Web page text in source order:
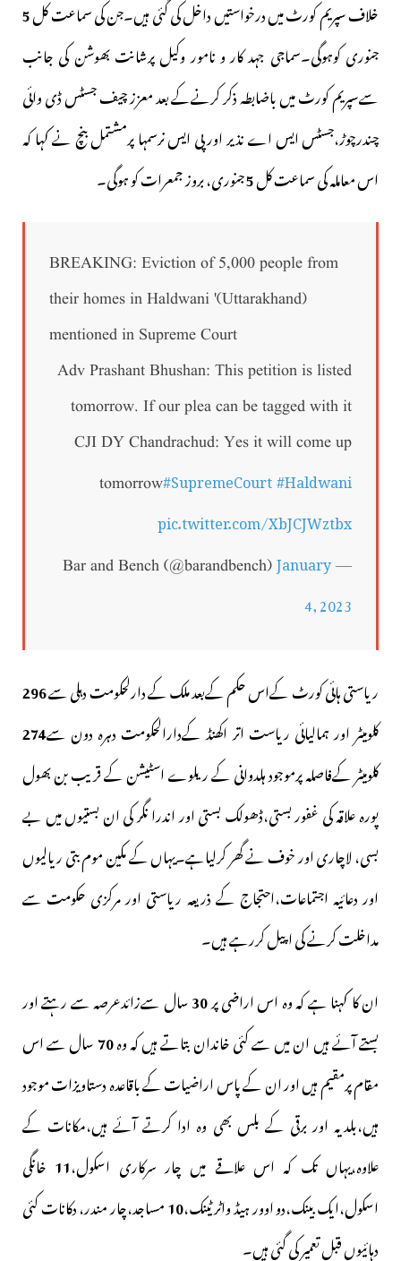
خلاف سپریم کورٹ میں درخواستیں داخل کی گئی ہیں۔جن کی سماعت کل5
جنوری کوہوگی۔سماجی جہد کار و نامور وکیل پرشانت بھوشن کی جانب
سےسپریم کورٹ میں باضابطہ ذکر کرنےکے بعد معزز چیف جسٹس ڈی وائی
چندرچوڑ،جسٹس ایس اے نذیر اور پی ایس نرسمہا پرمشتمل بنچ نے کہا کہ
اس معاملہ کی سماعت کل5جنوری، بروز جمعرات کو ہوگی۔
BREAKING: Eviction of 5,000 people from
their homes in Haldwani '(Uttarakhand)
mentioned in Supreme Court
Adv Prashant Bhushan: This petition is listed
tomorrow. If our plea can be tagged with it
CJI DY Chandrachud: Yes it will come up
tomorrow#SupremeCourt#Haldwani
pic.twitter.com/XbJCJWztbx
— Bar and Bench (@barandbench)
January
4, 2023
ریاستی ہائی کورٹ کےاس حکم کےبعد ملک کے دارلحکومت دہلی سے296
کلومیٹر اور ہمالیائی ریاست اتر اکھنڈ کےدارالحکومت دہرہ دون سے274
کلومیٹر کےفاصلہ پرموجود ہلدوانی کے ریلوے اسٹیشن کے قریب بن بھول
پورہ علاقہ کی غفور بستی،ڈھولک بستی اور اندرا نگر کی ان بستیوں میں بے
بسی، لاچاری اور خوف نے گھر کرلیاہے۔یہاں کے مکین موم بتی ریالیوں
اور دعائیہ اجتماعات،احتجاج کے ذریعہ ریاستی اور مرکزی حکومت سے
مداخلت کرنے کی اپیل کررہے ہیں۔
ان کا کہنا ہے کہ وہ اس اراضی پر30سال سےزائدعرصہ سے رہتے اور
بستے آئے ہیں ان میں سے کئی خاندان بتاتے ہیں کہ وہ70سال سے اس
مقام پرمقیم ہیں اور ان کے پاس اراضیات کے باقاعدہ دستاویزات موجود
ہیں،بلدیہ اور برقی کے بلس بھی وہ ادا کرتے آئے ہیں،مکانات کے
علاوہ،یہاں تک کہ اس علاقے میں چار سرکاری اسکول،11 خانگی
اسکول،ایک بینک،دو اوور ہیڈ واٹر ٹینک،10مساجد،چار مندر، دکانات کئی
دہائیوں قبل تعمیر کی گئی ہیں۔